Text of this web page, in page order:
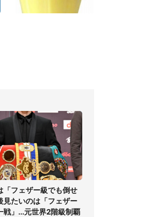
「フェザー級でも倒せ
見たいのは「フェザー
戦」...元世界2階級制覇